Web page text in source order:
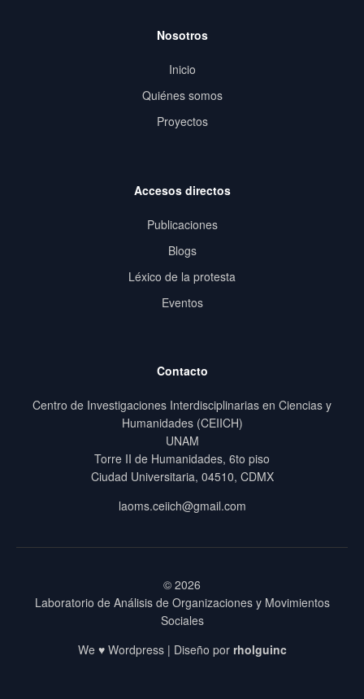
Nosotros
Inicio
Quiénes somos
Proyectos
Accesos directos
Publicaciones
Blogs
Léxico de la protesta
Eventos
Contacto
Centro de Investigaciones Interdisciplinarias en Ciencias y
Humanidades (CEIICH)
UNAM
Torre II de Humanidades, 6to piso
Ciudad Universitaria, 04510, CDMX
laoms.ceiich@gmail.com
© 2026
Laboratorio de Análisis de Organizaciones y Movimientos
Sociales
We ♥ Wordpress | Diseño por rholguinc